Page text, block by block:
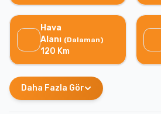
Hava
Alanı (Dalaman)
120 Km
Daha Fazla Gör